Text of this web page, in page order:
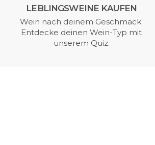
LEBLINGSWEINE KAUFEN
Wein nach deinem Geschmack.
Entdecke deinen Wein-Typ mit
unserem Quiz.